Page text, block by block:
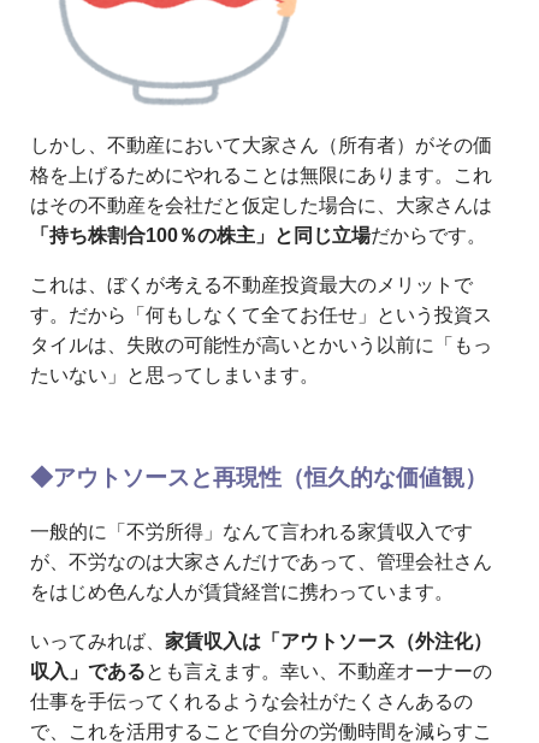
しかし、不動産において大家さん（所有者）がその価
格を上げるためにやれることは無限にあります。これ
はその不動産を会社だと仮定した場合に、大家さんは
「持ち株割合100％の株主」と同じ立場だからです。
これは、ぼくが考える不動産投資最大のメリットで
す。だから「何もしなくて全てお任せ」という投資ス
タイルは、失敗の可能性が高いとかいう以前に「もっ
たいない」と思ってしまいます。
◆アウトソースと再現性（恒久的な価値観）
一般的に「不労所得」なんて言われる家賃収入です
が、不労なのは大家さんだけであって、管理会社さん
をはじめ色んな人が賃貸経営に携わっています。
いってみれば、 家賃収入は「アウトソース（外注化）
収入」であるとも言えます。幸い、不動産オーナーの
仕事を手伝ってくれるような会社がたくさんあるの
で、これを活用することで自分の労働時間を減らすこ